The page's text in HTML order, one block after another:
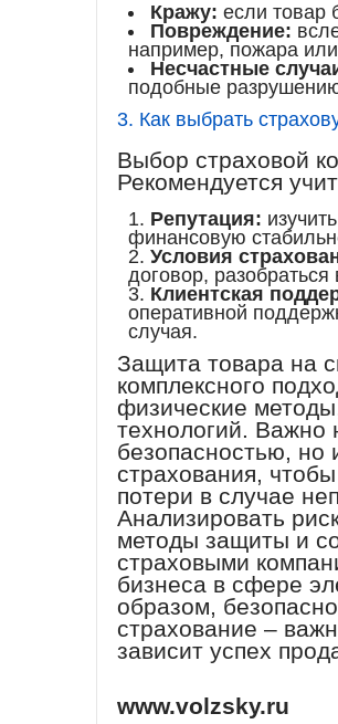
Кражу: если товар
Повреждение:
например, пожара
Несчастные
подобные
3. Как выбрать
Выбор страховой
Рекомендуется
Репутация:
финансовую
Условия
договор,
Клиентская
оперативной
случая.
Защита товара на
комплексного
физические
технологий. Важно
безопасностью, но
страхования,
потери в случае
Анализировать
методы защиты и
страховыми
бизнеса в сфере
образом,
страхование –
зависит успех
www.volzsky.ru